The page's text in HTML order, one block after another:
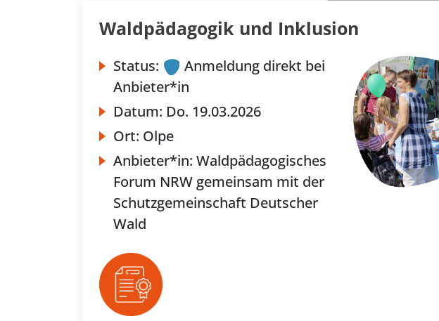
Waldpädagogik und Inklusion
Status:
Anmeldung direkt bei
Anbieter*in
Datum: Do. 19.03.2026
Ort: Olpe
Anbieter*in: Waldpädagogisches
Forum NRW gemeinsam mit der
Schutzgemeinschaft Deutscher
Wald